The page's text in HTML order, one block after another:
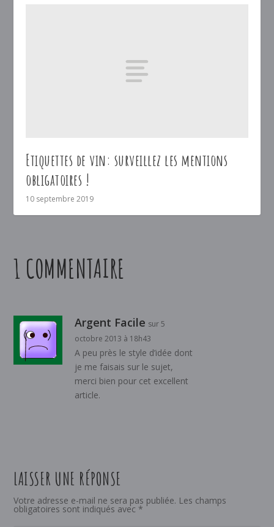
Etiquettes de vin: surveillez les mentions
obligatoires !
10 septembre 2019
1 COMMENTAIRE
Argent Facile sur 5
octobre 2013 à 18h43
A peu près le style d’idée dont
je me faisais sur le sujet,
merci bien pour cet excellent
article.
LAISSER UNE RÉPONSE
Votre adresse e-mail ne sera pas publiée. Les champs
obligatoires sont indiqués avec *